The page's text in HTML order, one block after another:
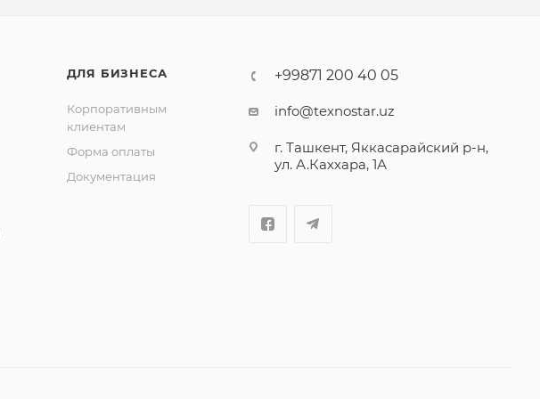
ДЛЯ БИЗНЕСА
Корпоративным
клиентам
Форма оплаты
Документация
+99871 200 40 05
info@texnostar.uz
г. Ташкент, Яккасарайский р-н,
ул. А.Каххара, 1А